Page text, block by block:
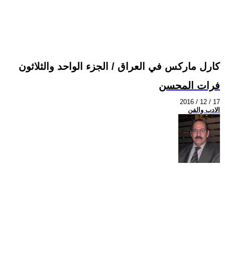
كارل ماركس في العراق / الجزء الواحد والثلاثون
فرات المحسن
2016 / 12 / 17
الادب والفن